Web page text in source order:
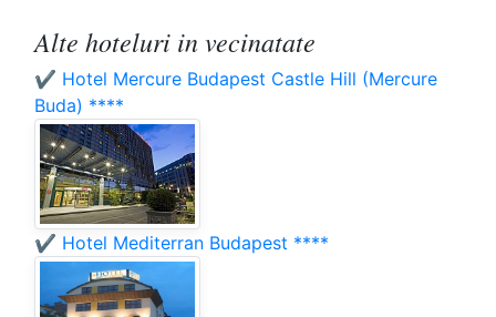
Alte hoteluri in vecinatate
✔️ Hotel Mercure Budapest Castle Hill (Mercure
Buda) ****
✔️ Hotel Mediterran Budapest ****